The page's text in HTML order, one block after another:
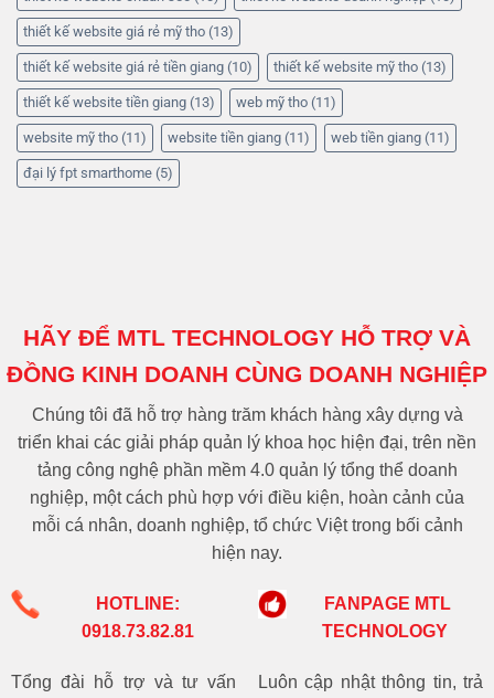
thiết kế website giá rẻ mỹ tho (13)
thiết kế website giá rẻ tiền giang (10) thiết kế website mỹ tho (13)
thiết kế website tiền giang (13) web mỹ tho (11)
website mỹ tho (11) website tiền giang (11) web tiền giang (11)
đại lý fpt smarthome (5)
HÃY ĐỂ MTL TECHNOLOGY HỖ TRỢ VÀ
ĐỒNG KINH DOANH CÙNG DOANH NGHIỆP
Chúng tôi đã hỗ trợ hàng trăm khách hàng xây dựng và
triển khai các giải pháp quản lý khoa học hiện đại, trên nền
tảng công nghệ phần mềm 4.0 quản lý tổng thể doanh
nghiệp, một cách phù hợp với điều kiện, hoàn cảnh của
mỗi cá nhân, doanh nghiệp, tổ chức Việt trong bối cảnh
hiện nay.
HOTLINE:
0918.73.82.81
Tổng đài hỗ trợ và tư vấn
FANPAGE MTL
TECHNOLOGY
Luôn cập nhật thông tin, trả